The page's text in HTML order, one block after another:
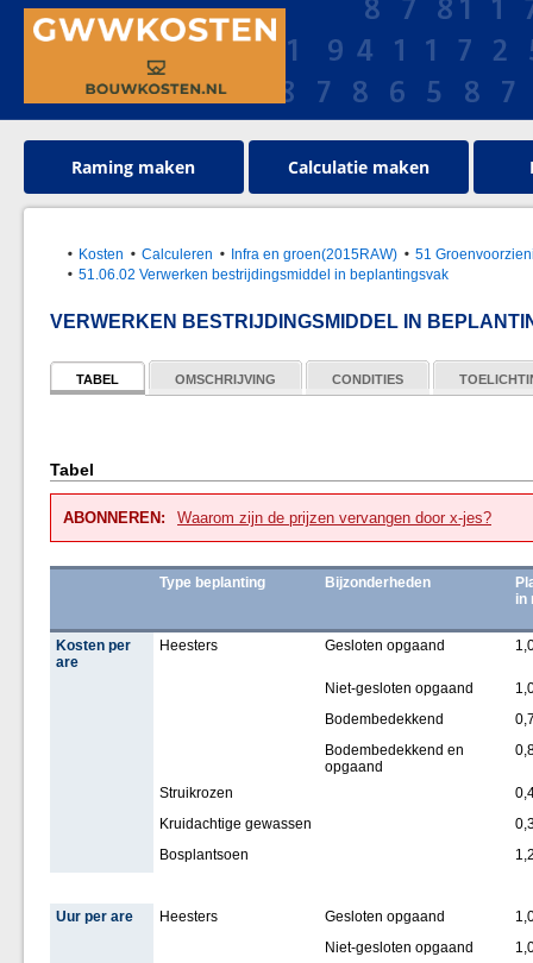
Raming maken Calculatie maken
Kosten Calculeren Infra en groen(2015RAW)
51
51.06.02 Verwerken bestrijdingsmiddel in beplantingsvak
VERWERKEN BESTRIJDINGSMIDDEL IN
TABEL OMSCHRIJVING CONDITIES
Tabel
ABONNEREN: Waarom zijn de prijzen vervangen door x-jes?
Type beplanting Bijzonderheden
in
Kosten per
are
Heesters Gesloten opgaand
Niet-gesloten opgaand
Bodembedekkend
Bodembedekkend en
opgaand
Struikrozen
Kruidachtige gewassen
Bosplantsoen
Uur per are Heesters Gesloten opgaand
Niet-gesloten opgaand